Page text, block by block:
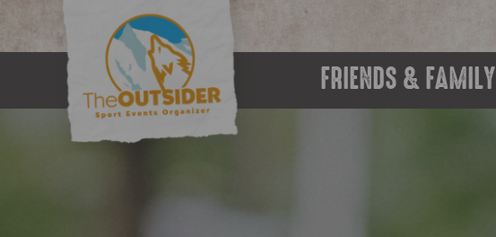
FRIENDS & FAMILY